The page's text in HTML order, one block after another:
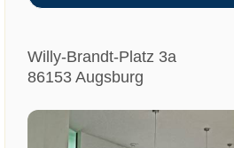
Willy-Brandt-Platz 3a
86153 Augsburg